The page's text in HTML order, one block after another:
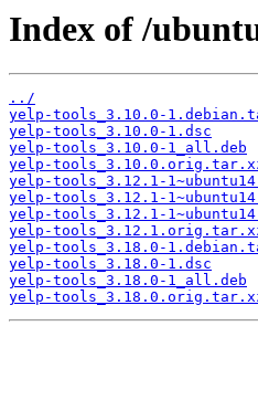
Index of /
../
yelp-tools_3.10.0-
yelp-tools_3.10.0-1.dsc
yelp-tools_3.10.0-1_all.deb
yelp-
yelp-tools_3.12.1-
yelp-tools_3.12.1-
yelp-tools_3.12.1-
yelp-
yelp-tools_3.18.0-
yelp-tools_3.18.0-1.dsc
yelp-tools_3.18.0-1_all.deb
yelp-